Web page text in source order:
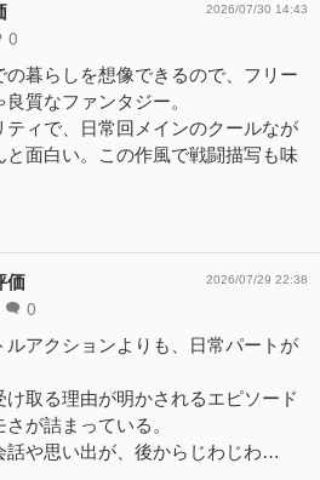
0
2026/07/30 14:43
の暮らしを想像できるので、フリー
質なファンタジー。
ティで、日常回メインのクールなが
と面白い。この作風で戦闘描写も味
価
0
2026/07/29 22:38
ルアクションよりも、日常パートが
け取る理由が明かされるエピソード
が詰まっている。
話や思い出が、後からじわじわ…